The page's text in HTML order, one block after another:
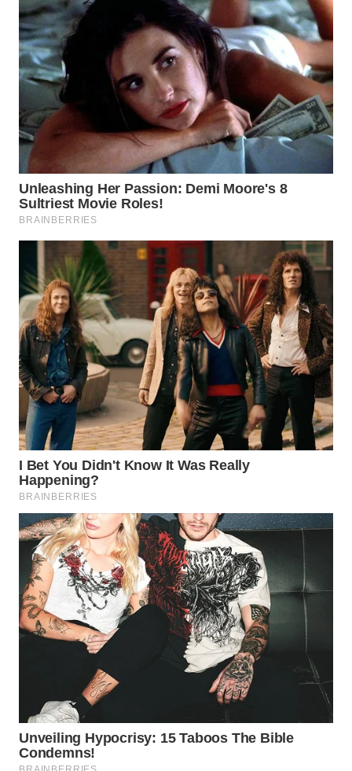
WN
CIREBON
WN
INDRAMAYU
KUNINGAN
WN
MAJALENGKA
WN
SUBANG
WN
SUKABUMI
WN
PURWAKARTA
WN
PRIANGAN
TIMUR
WN
SEMARANG
WN
SOLO
WN
BOROBUDUR
MADURA
WN
SURABAYA